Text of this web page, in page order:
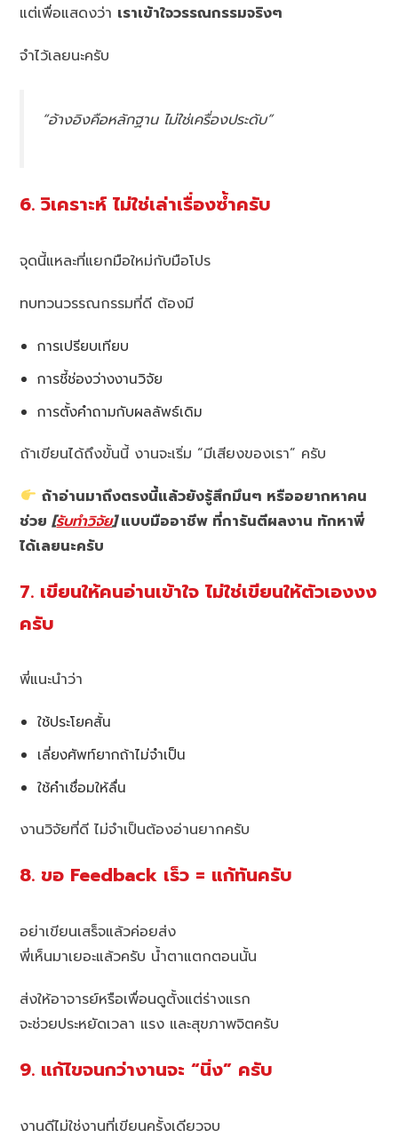
แต่เพื่อแสดงว่า เราเข้าใจวรรณกรรมจริงๆ
จำไว้เลยนะครับ
“อ้างอิงคือหลักฐาน ไม่ใช่เครื่องประดับ”
6. วิเคราะห์ ไม่ใช่เล่าเรื่องซ้ำครับ
จุดนี้แหละที่แยกมือใหม่กับมือโปร
ทบทวนวรรณกรรมที่ดี ต้องมี
การเปรียบเทียบ
การชี้ช่องว่างงานวิจัย
การตั้งคำถามกับผลลัพธ์เดิม
ถ้าเขียนได้ถึงขั้นนี้ งานจะเริ่ม “มีเสียงของเรา” ครับ
ถ้าอ่านมาถึงตรงนี้แล้วยังรู้สึกมึนๆ หรืออยากหาคน
ช่วย[รับทำวิจัย]แบบมืออาชีพ ที่การันตีผลงาน ทักหาพี่
ได้เลยนะครับ
7. เขียนให้คนอ่านเข้าใจ ไม่ใช่เขียนให้ตัวเองงง
ครับ
พี่แนะนำว่า
ใช้ประโยคสั้น
เลี่ยงศัพท์ยากถ้าไม่จำเป็น
ใช้คำเชื่อมให้ลื่น
งานวิจัยที่ดี ไม่จำเป็นต้องอ่านยากครับ
8. ขอ Feedback เร็ว = แก้ทันครับ
อย่าเขียนเสร็จแล้วค่อยส่ง
พี่เห็นมาเยอะแล้วครับ น้ำตาแตกตอนนั้น
ส่งให้อาจารย์หรือเพื่อนดูตั้งแต่ร่างแรก
จะช่วยประหยัดเวลา แรง และสุขภาพจิตครับ
9. แก้ไขจนกว่างานจะ “นิ่ง” ครับ
งานดีไม่ใช่งานที่เขียนครั้งเดียวจบ